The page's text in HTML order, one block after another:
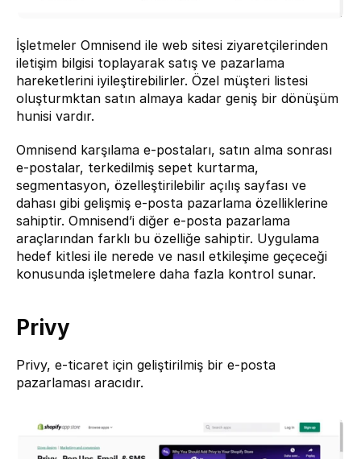
İşletmeler Omnisend ile web sitesi ziyaretçilerinden
iletişim bilgisi toplayarak satış ve pazarlama
hareketlerini iyileştirebilirler. Özel müşteri listesi
oluşturmktan satın almaya kadar geniş bir dönüşüm
hunisi vardır.
Omnisend karşılama e-postaları, satın alma sonrası
e-postalar, terkedilmiş sepet kurtarma,
segmentasyon, özelleştirilebilir açılış sayfası ve
dahası gibi gelişmiş e-posta pazarlama özelliklerine
sahiptir. Omnisend’i diğer e-posta pazarlama
araçlarından farklı bu özelliğe sahiptir. Uygulama
hedef kitlesi ile nerede ve nasıl etkileşime geçeceği
konusunda işletmelere daha fazla kontrol sunar.
Privy
Privy, e-ticaret için geliştirilmiş bir e-posta
pazarlaması aracıdır.